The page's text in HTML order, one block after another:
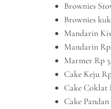
Brownies
Brownies
Mandarin
Mandarin
Marmer Rp
Cake Keju
Cake Coklat
Cake